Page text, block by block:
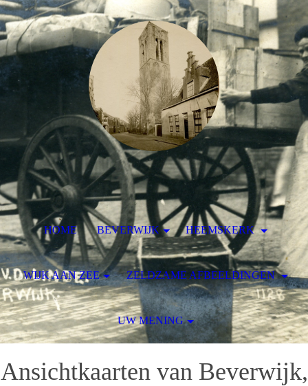
Ansichtkaarten van Beverwijk,
HOME BEVERWIJK HEEMSKERK
WIJK AAN ZEE ZELDZAME AFBEELDINGEN
UW MENING